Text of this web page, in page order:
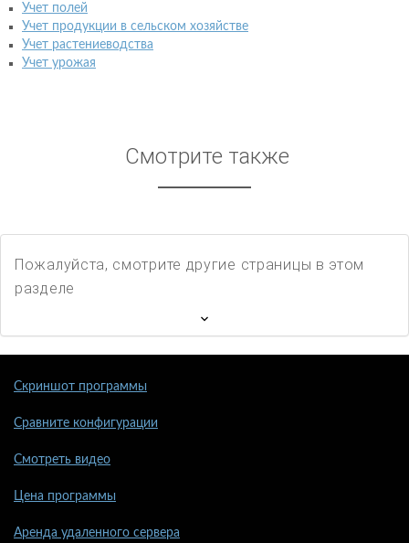
Учет полей
Учет продукции в сельском хозяйстве
Учет растениеводства
Учет урожая
Смотрите также
Пожалуйста, смотрите другие страницы в этом
разделе
Скриншот программы
Сравните конфигурации
Смотреть видео
Цена программы
Аренда удаленного сервера